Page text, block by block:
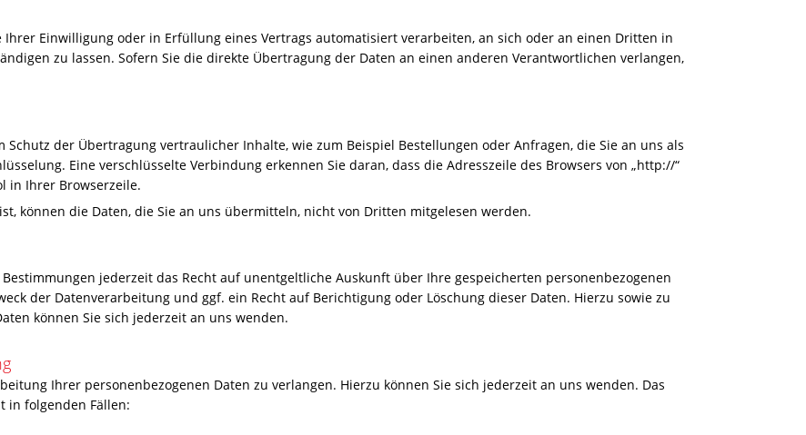
Ihrer Einwilligung oder in Erfüllung eines Vertrags automatisiert verarbeiten, an sich oder an einen Dritten in
zu lassen. Sofern Sie die direkte Übertragung der Daten an einen anderen Verantwortlichen verlangen,
der Übertragung vertraulicher Inhalte, wie zum Beispiel Bestellungen oder Anfragen, die Sie an uns als
Eine verschlüsselte Verbindung erkennen Sie daran, dass die Adresszeile des Browsers von „http://“
in Ihrer Browserzeile.
können die Daten, die Sie an uns übermitteln, nicht von Dritten mitgelesen werden.
jederzeit das Recht auf unentgeltliche Auskunft über Ihre gespeicherten personenbezogenen
der Datenverarbeitung und ggf. ein Recht auf Berichtigung oder Löschung dieser Daten. Hierzu sowie zu
können Sie sich jederzeit an uns wenden.
Ihrer personenbezogenen Daten zu verlangen. Hierzu können Sie sich jederzeit an uns wenden. Das
in folgenden Fällen: